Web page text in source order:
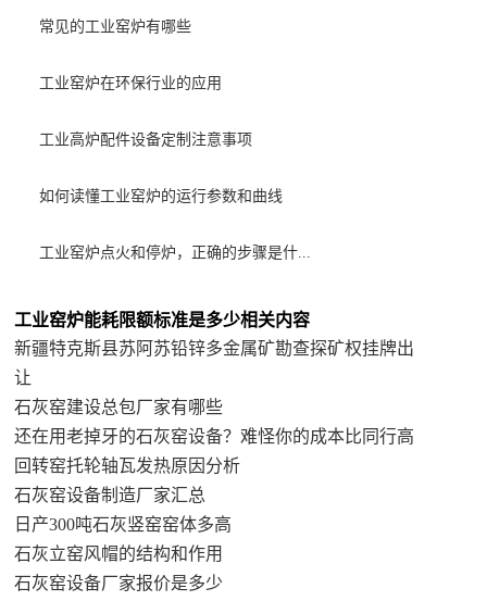
常见的工业窑炉有哪些
工业窑炉在环保行业的应用
工业高炉配件设备定制注意事项
如何读懂工业窑炉的运行参数和曲线
工业窑炉点火和停炉，正确的步骤是什...
工业窑炉能耗限额标准是多少相关内容
新疆特克斯县苏阿苏铅锌多金属矿勘查探矿权挂牌出
让
石灰窑建设总包厂家有哪些
还在用老掉牙的石灰窑设备？难怪你的成本比同行高
回转窑托轮轴瓦发热原因分析
石灰窑设备制造厂家汇总
日产300吨石灰竖窑窑体多高
石灰立窑风帽的结构和作用
石灰窑设备厂家报价是多少